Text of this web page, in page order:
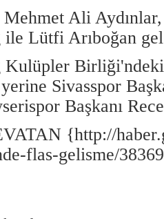
Mehmet Ali
ile Lütfi Arıboğan
Kulüpler
Sivasspor
Başkanı
{http://
flas-gelisme/